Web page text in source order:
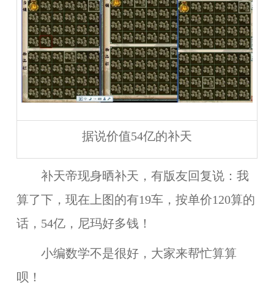
据说价值54亿的补天
补天帝现身晒补天，有版友回复说：我
算了下，现在上图的有19车，按单价120算的
话，54亿，尼玛好多钱！
小编数学不是很好，大家来帮忙算算
呗！